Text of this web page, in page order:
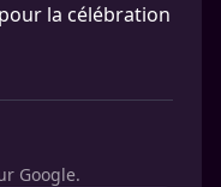
la célébration
Google.